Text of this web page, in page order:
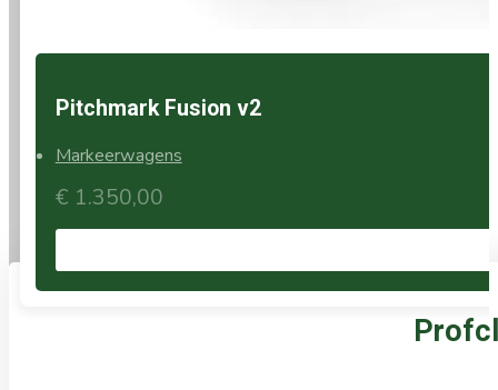
Pitchmark Fusion v2
Markeerwagens
€ 1.350,00